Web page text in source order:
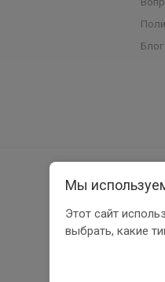
Блог
Мы
Этот сайт
выбрать, какие